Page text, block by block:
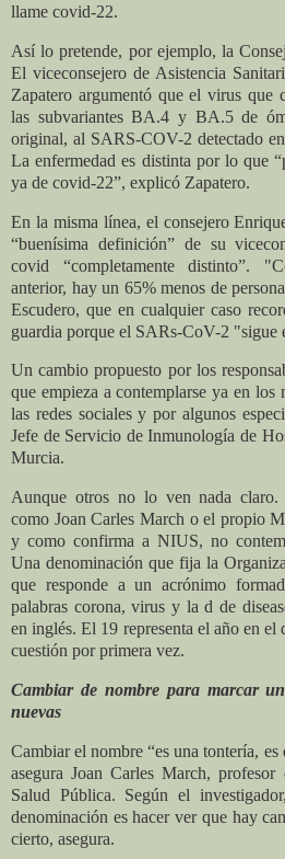
llame covid-22.
Así lo pretende, por ejemplo, la
El viceconsejero de Asistencia
Zapatero argumentó que el virus que
las subvariantes BA.4 y BA.5 de
original, al SARS-COV-2 detectado
La enfermedad es distinta por lo que
ya de covid-22”, explicó Zapatero.
En la misma línea, el consejero
“buenísima definición” de su
covid “completamente distinto”.
anterior, hay un 65% menos de
Escudero, que en cualquier caso
guardia porque el SARs-CoV-2 "sigue
Un cambio propuesto por los
que empieza a contemplarse ya en los
las redes sociales y por algunos
Jefe de Servicio de Inmunología de
Murcia.
Aunque otros no lo ven nada claro.
como Joan Carles March o el propio
y como confirma a NIUS, no
Una denominación que fija la
que responde a un acrónimo
palabras corona, virus y la d de
en inglés. El 19 representa el año en el
cuestión por primera vez.
Cambiar de nombre para marcar
nuevas
Cambiar el nombre “es una tontería,
asegura Joan Carles March,
Salud Pública. Según el
denominación es hacer ver que hay
cierto, asegura.